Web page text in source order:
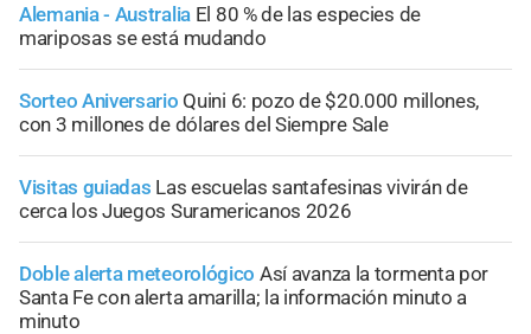
Alemania - Australia El 80 % de las especies de
mariposas se está mudando
Sorteo Aniversario Quini 6: pozo de $20.000 millones,
con 3 millones de dólares del Siempre Sale
Visitas guiadas Las escuelas santafesinas vivirán de
cerca los Juegos Suramericanos 2026
Doble alerta meteorológico Así avanza la tormenta por
Santa Fe con alerta amarilla; la información minuto a
minuto